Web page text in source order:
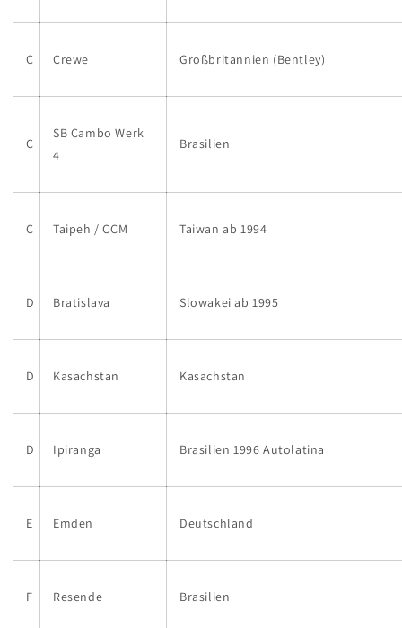
C Crewe Großbritannien (Bentley)
C
SB Cambo Werk
4
Brasilien
C Taipeh / CCM Taiwan ab 1994
D Bratislava Slowakei ab 1995
D Kasachstan Kasachstan
D Ipiranga Brasilien 1996 Autolatina
E Emden Deutschland
F Resende Brasilien